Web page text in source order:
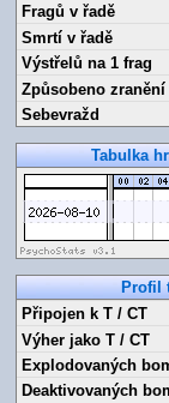
Fragů v řadě
Smrtí v řadě
Výstřelů na 1 frag
Způsobeno zranění
Sebevražd
Tabulka
Profil
Připojen k T / CT
Výher jako T / CT
Explodovaných
Deaktivovaných